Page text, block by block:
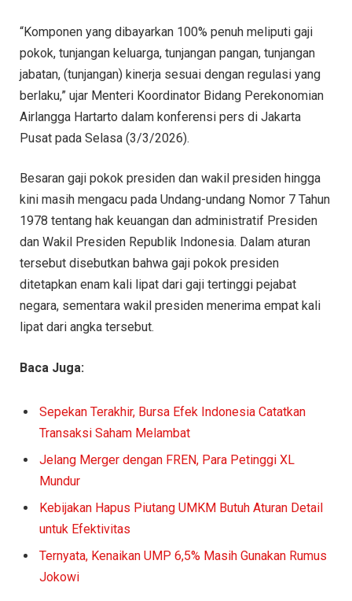
“Komponen yang dibayarkan 100% penuh meliputi gaji
pokok, tunjangan keluarga, tunjangan pangan, tunjangan
jabatan, (tunjangan) kinerja sesuai dengan regulasi yang
berlaku,” ujar Menteri Koordinator Bidang Perekonomian
Airlangga Hartarto dalam konferensi pers di Jakarta
Pusat pada Selasa (3/3/2026).
Besaran gaji pokok presiden dan wakil presiden hingga
kini masih mengacu pada Undang-undang Nomor 7 Tahun
1978 tentang hak keuangan dan administratif Presiden
dan Wakil Presiden Republik Indonesia. Dalam aturan
tersebut disebutkan bahwa gaji pokok presiden
ditetapkan enam kali lipat dari gaji tertinggi pejabat
negara, sementara wakil presiden menerima empat kali
lipat dari angka tersebut.
Baca Juga:
Sepekan Terakhir, Bursa Efek Indonesia Catatkan
Transaksi Saham Melambat
Jelang Merger dengan FREN, Para Petinggi XL
Mundur
Kebijakan Hapus Piutang UMKM Butuh Aturan Detail
untuk Efektivitas
Ternyata, Kenaikan UMP 6,5% Masih Gunakan Rumus
Jokowi